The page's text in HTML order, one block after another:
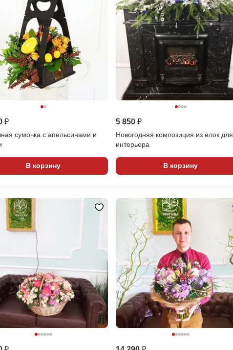
₽
сумочка с апельсинами и
В корзину
5 850 ₽
Новогодняя композиция из ёлок для
интерьера
В корзину